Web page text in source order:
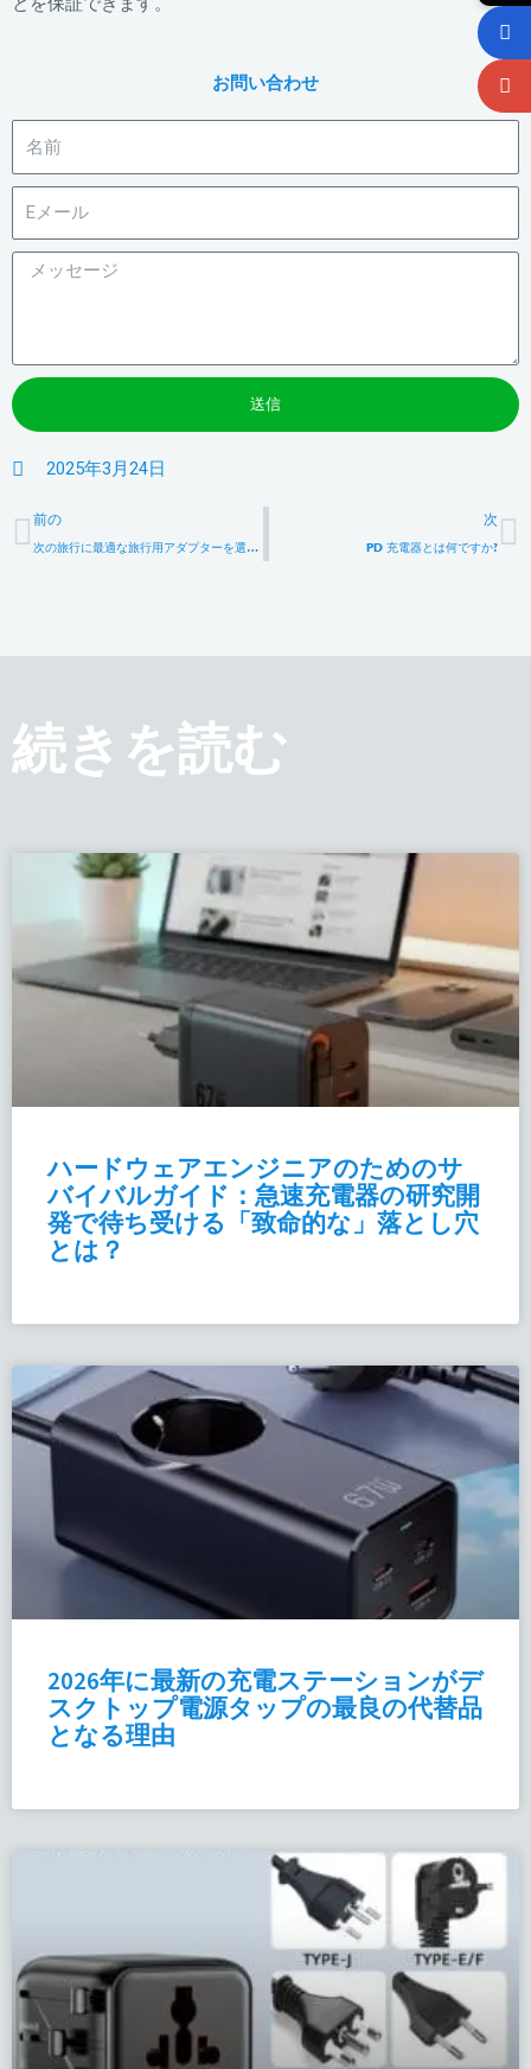
お問い合わせ
送信
2025年3月24日
前へ
前の
次の旅行に最適な旅行用アダプターを選ぶための究極のガイド
次
PD 充電器とは何ですか?
次
続きを読む
ハードウェアエンジニアのためのサ
バイバルガイド：急速充電器の研究開
発で待ち受ける「致命的な」落とし穴
とは？
2026年に最新の充電ステーションがデ
スクトップ電源タップの最良の代替品
となる理由